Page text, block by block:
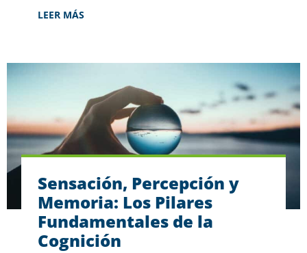
LEER MÁS
Sensación, Percepción y
Memoria: Los Pilares
Fundamentales de la
Cognición